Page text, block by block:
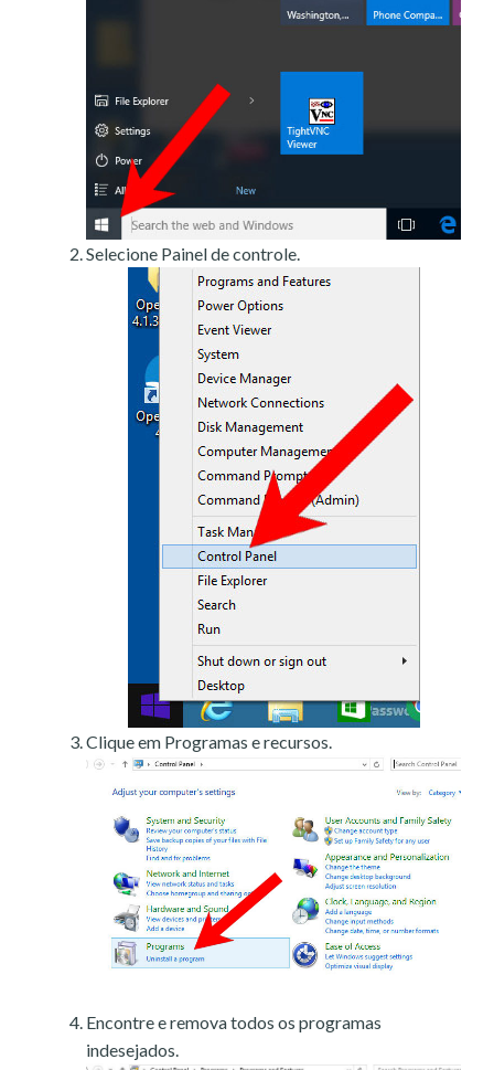
Selecione Painel de controle.
Clique em Programas e recursos.
Encontre e remova todos os programas
indesejados.